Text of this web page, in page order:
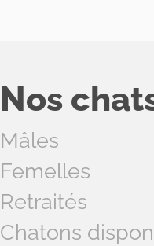
Nos
Mâles
Femelles
Retraités
Chatons